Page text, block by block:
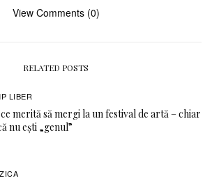
View Comments (0)
RELATED POSTS
LIBER
merită să mergi la un festival de artă – chiar
nu ești „genul”